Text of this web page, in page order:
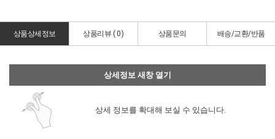
상품상세정보 상품리뷰 ( 0) 상품문의 배송/교환/반품
상세정보 새창 열기
상세 정보를 확대해 보실 수 있습니다.